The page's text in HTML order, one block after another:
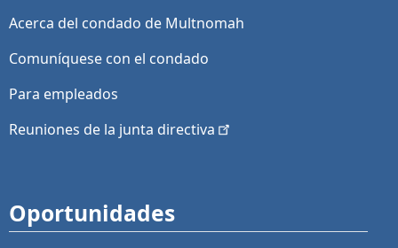
Acerca del condado de Multnomah
Comuníquese con el condado
Para empleados
Reuniones de la junta directiva
Oportunidades